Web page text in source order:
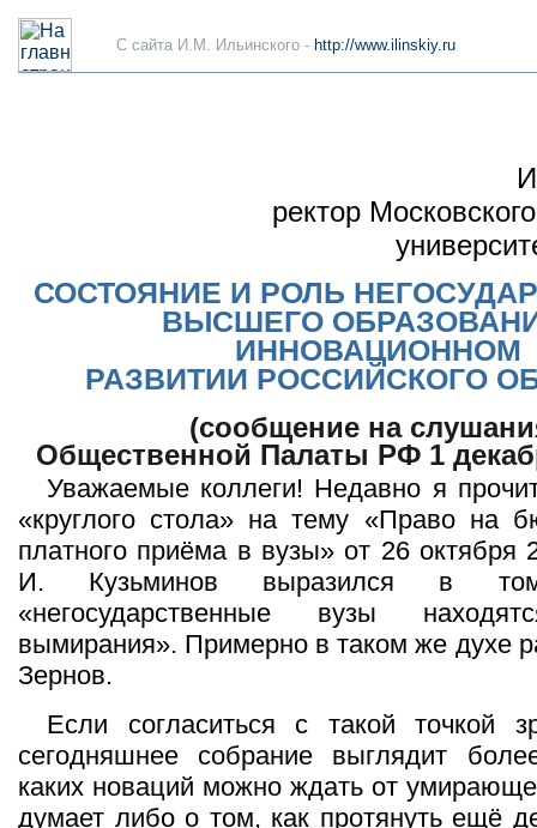
C сайта И.М. Ильинского - http://www.ilinskiy.ru
ректор
СОСТОЯНИЕ И РОЛЬ
ВЫСШЕГО
ИННОВАЦИОННОМ
РАЗВИТИИ РОССИЙСКОГО
(сообщение на
Общественной Палаты РФ 1
Уважаемые коллеги! Недавно я
«круглого стола» на тему «Право на
платного приёма в вузы» от 26 октября
И. Кузьминов выразился в
«негосударственные вузы
вымирания». Примерно в таком же духе
Зернов.
Если согласиться с такой точкой
сегодняшнее собрание выглядит
каких новаций можно ждать от
думает либо о том, как протянуть ещё